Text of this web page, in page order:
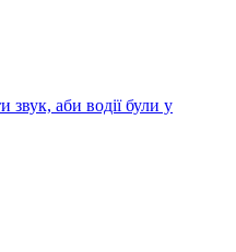
звук, аби водії були у